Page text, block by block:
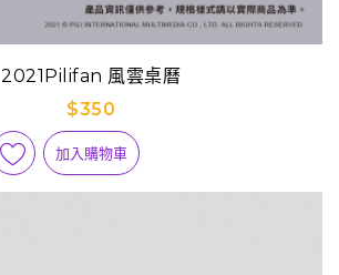
2021Pilifan 風雲桌曆
$350
加入購物車